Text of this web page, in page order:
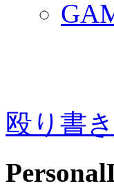
殴り書き